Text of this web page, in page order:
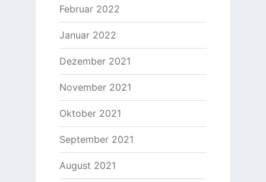
Februar 2022
Januar 2022
Dezember 2021
November 2021
Oktober 2021
September 2021
August 2021